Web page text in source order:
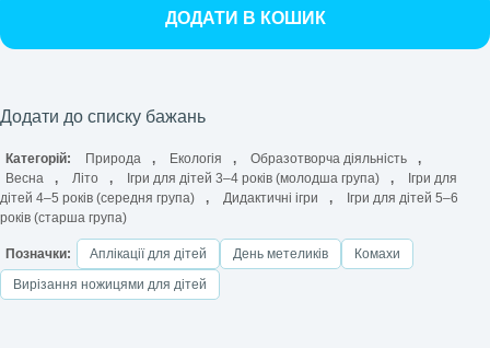
ДОДАТИ В КОШИК
Додати до списку бажань
Категорій: Природа , Екологія , Образотворча діяльність
,
Весна
, Літо , Ігри для дітей 3–4 років (молодша група) ,
Ігри для
дітей 4–5 років (середня група)
, Дидактичні ігри ,
Ігри для дітей 5–6
років (старша група)
Позначки: Аплікації для дітей День метеликів
Комахи
Вирізання ножицями для дітей